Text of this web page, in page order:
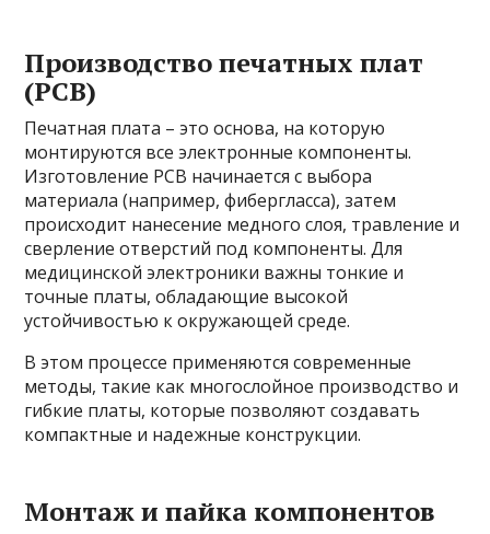
Производство печатных плат
(PCB)
Печатная плата – это основа, на которую
монтируются все электронные компоненты.
Изготовление PCB начинается с выбора
материала (например, фибергласса), затем
происходит нанесение медного слоя, травление и
сверление отверстий под компоненты. Для
медицинской электроники важны тонкие и
точные платы, обладающие высокой
устойчивостью к окружающей среде.
В этом процессе применяются современные
методы, такие как многослойное производство и
гибкие платы, которые позволяют создавать
компактные и надежные конструкции.
Монтаж и пайка компонентов